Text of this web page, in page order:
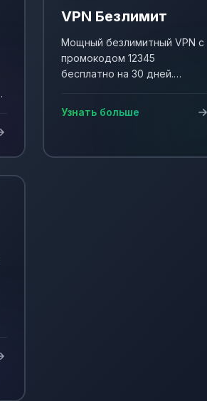
VPN Безлимит
Мощный безлимитный VPN с
промокодом 12345
бесплатно на 30 дней.
Узнать больше